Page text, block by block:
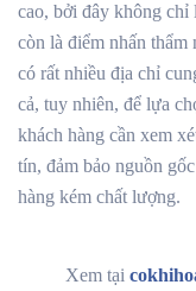
cao, bởi đây không chỉ
còn là điểm nhấn
có rất nhiều địa chỉ
cả, tuy nhiên, để lựa
khách hàng cần xem
tín, đảm bảo nguồn
hàng kém chất lượng.
Xem tại